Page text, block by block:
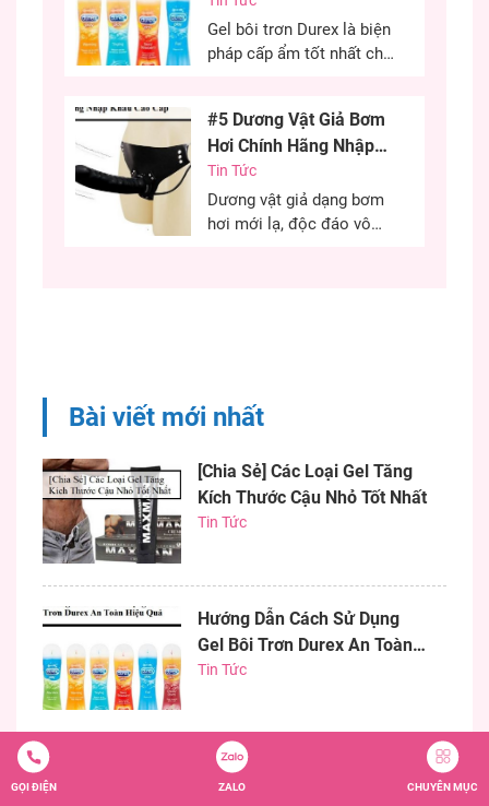
lựa chọn nhằm cải thiện
kích thước cùng khả năng
Quả
Gel bôi trơn Durex là biện
pháp cấp ẩm tốt nhất cho
cứu cánh cho những chị
em khô âm đạo có thể sử
dụng hiệu quả. Việc sử
dụng gel bôi trơn đúng
cách quyết định đến...
#5 Dương Vật Giả Bơm
Hơi Chính Hãng Nhập
Khẩu Cao Cấp
Tin Tức
Dương vật giả dạng bơm
hơi mới lạ, độc đáo vô
bơm...
Bài viết mới nhất
[Chia Sẻ] Các Loại Gel Tăng
Kích Thước Cậu Nhỏ Tốt Nhất
Tin Tức
Hướng Dẫn Cách Sử Dụng
Gel Bôi Trơn Durex An Toàn
Hiệu Quả
Tin Tức
#5 Dương Vật Giả Bơm Hơi
Chính Hãng Nhập Khẩu Cao
GỌI ĐIỆN ZALO CHUYÊN MỤC